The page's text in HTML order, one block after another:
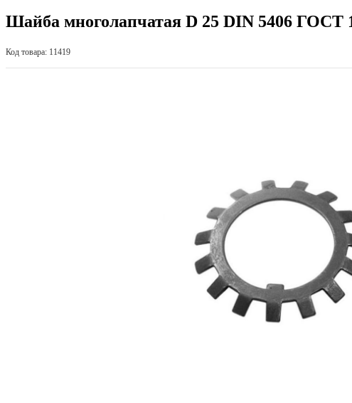
Шайба многолапчатая D 25 DIN 5406 ГОСТ
Код товара: 11419